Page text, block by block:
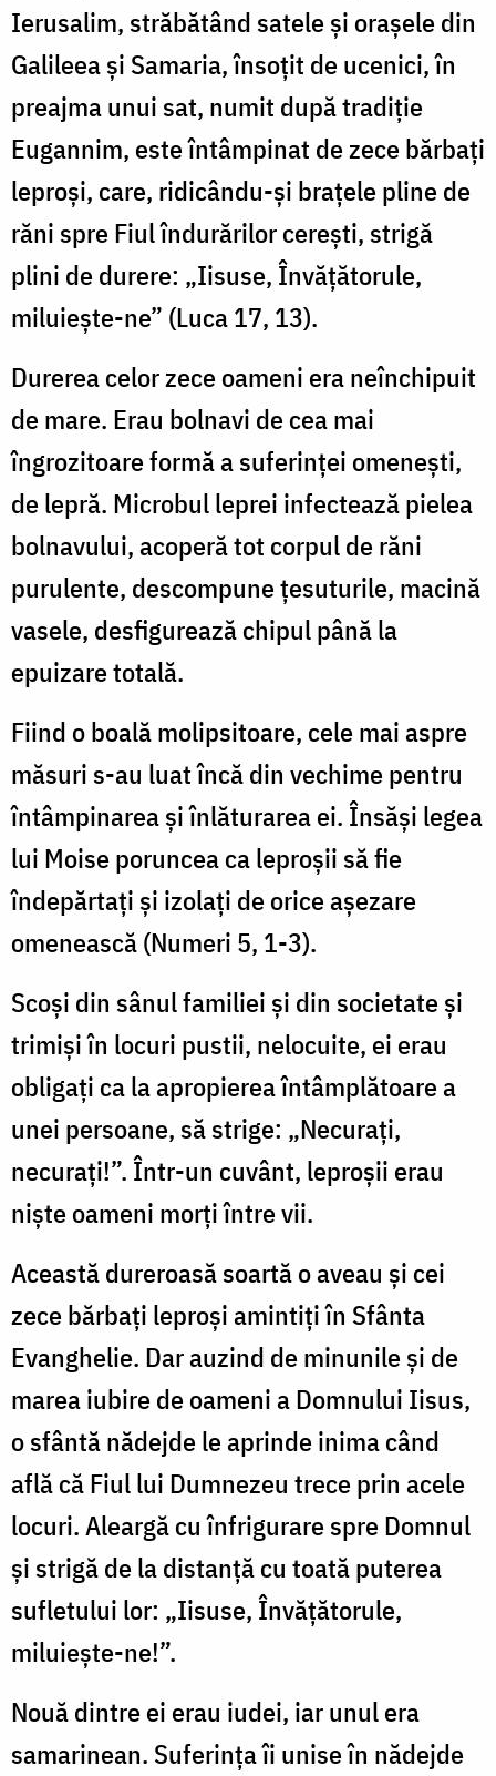
Ierusalim, străbătând satele şi oraşele din
Galileea şi Samaria, însoţit de ucenici, în
preajma unui sat, numit după tradiţie
Eugannim, este întâmpinat de zece bărbaţi
leproşi, care, ridicându-şi braţele pline de
răni spre Fiul îndurărilor cereşti, strigă
plini de durere: „Iisuse, Învăţătorule,
miluieşte-ne” (Luca 17, 13).
Durerea celor zece oameni era neînchipuit
de mare. Erau bolnavi de cea mai
îngrozitoare formă a suferinţei omeneşti,
de lepră. Microbul leprei infectează pielea
bolnavului, acoperă tot corpul de răni
purulente, descompune ţesuturile, macină
vasele, desfigurează chipul până la
epuizare totală.
Fiind o boală molipsitoare, cele mai aspre
măsuri s-au luat încă din vechime pentru
întâmpinarea şi înlăturarea ei. Însăşi legea
lui Moise poruncea ca leproşii să fie
îndepărtaţi şi izolaţi de orice aşezare
omenească (Numeri 5, 1-3).
Scoşi din sânul familiei şi din societate şi
trimişi în locuri pustii, nelocuite, ei erau
obligaţi ca la apropierea întâmplătoare a
unei persoane, să strige: „Necuraţi,
necuraţi!”. Într-un cuvânt, leproşii erau
nişte oameni morţi între vii.
Această dureroasă soartă o aveau şi cei
zece bărbaţi leproşi amintiţi în Sfânta
Evanghelie. Dar auzind de minunile şi de
marea iubire de oameni a Domnului Iisus,
o sfântă nădejde le aprinde inima când
află că Fiul lui Dumnezeu trece prin acele
locuri. Aleargă cu înfrigurare spre Domnul
şi strigă de la distanţă cu toată puterea
sufletului lor: „Iisuse, Învăţătorule,
miluieşte-ne!”.
Nouă dintre ei erau iudei, iar unul era
samarinean. Suferinţa îi unise în nădejde